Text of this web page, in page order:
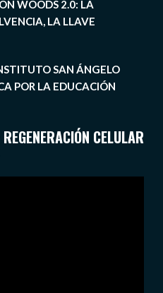
WOODS 2.0: LA
LA LLAVE
SAN ÁNGELO
POR LA EDUCACIÓN
CELULAR